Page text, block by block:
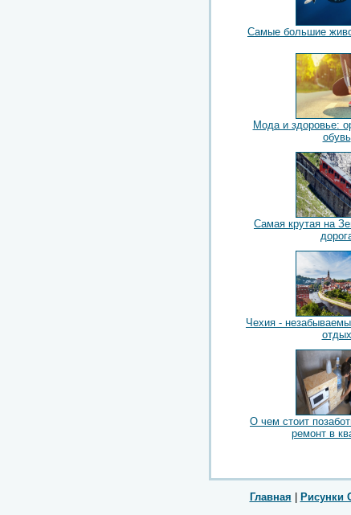
Самые большие
Мода и здоровье:
обувь
Самая крутая на
Чехия -
отдых
О чем стоит
ремонт в
Главная Рисунки